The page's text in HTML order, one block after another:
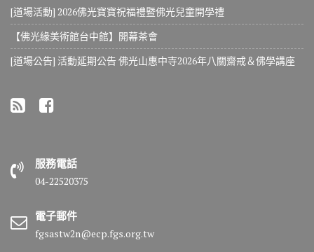
[道場活動] 2026佛光寶寶祝福禮暨佛光兒童開學禮
【佛光緣美術館台中館】開幕茶會
[道場公告] 活動延期公告 佛光山惠中寺2026年八關齋戒＆佛學講座
服務電話
04-22520375
電子郵件
fgsastw2n@ecp.fgs.org.tw